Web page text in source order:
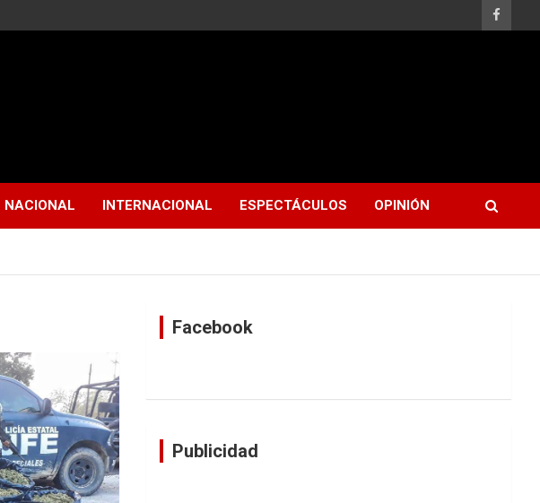
NACIONAL INTERNACIONAL ESPECTÁCULOS OPINIÓN
Facebook
Publicidad